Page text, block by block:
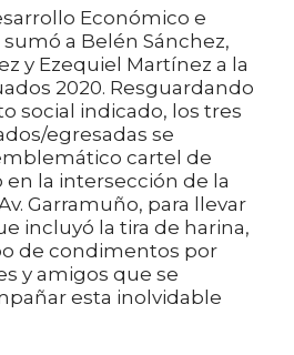
Económico e
a Belén Sánchez,
y Ezequiel Martínez a la
2020. Resguardando
social indicado, los tres
egresadas se
cartel de
en la intersección de la
Garramuño, para llevar
incluyó la tira de harina,
de condimentos por
y amigos que se
esta inolvidable